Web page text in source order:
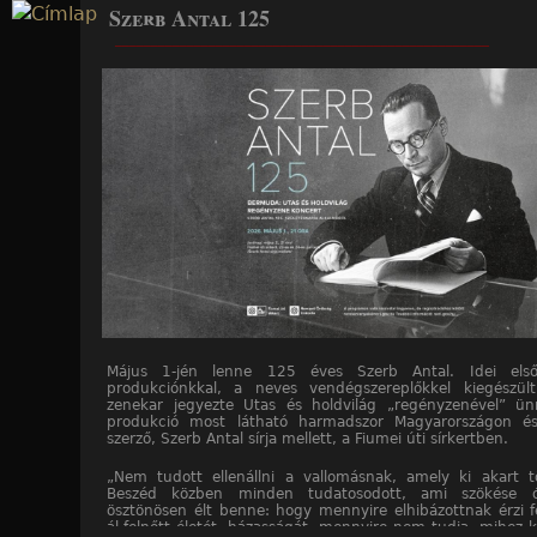
Jump to navigation
Szerb Antal 125
Május 1-jén lenne 125 éves Szerb Antal. Idei
produkciónkkal, a neves vendégszereplőkkel
zenekar jegyezte Utas és holdvilág „regényzenével”
produkció most látható harmadszor Magyarországon
szerző, Szerb Antal sírja mellett, a Fiumei úti sírkertben.
„Nem tudott ellenállni a vallomásnak, amely ki akart
Beszéd közben minden tudatosodott, ami szökése
ösztönösen élt benne: hogy mennyire elhibázottnak érzi
ál-felnőtt életét, házasságát, mennyire nem tudja, mihez